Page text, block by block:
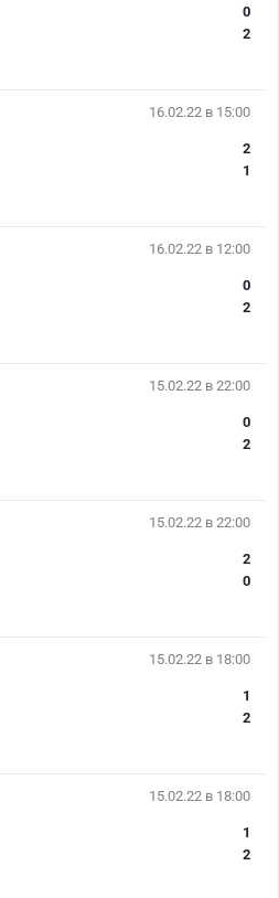
0
2
16.02.22 в 15:00
2
1
16.02.22 в 12:00
0
2
15.02.22 в 22:00
0
2
15.02.22 в 22:00
2
0
15.02.22 в 18:00
1
2
15.02.22 в 18:00
1
2